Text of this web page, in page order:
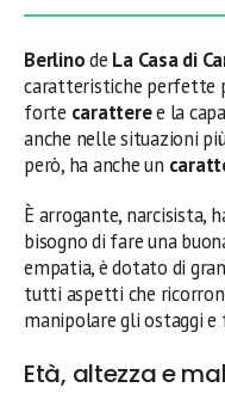
Berlinode La Casa di
caratteristiche perfette
forte caratteree la
anche nelle situazioni
però, ha anche un
È arrogante, narcisista,
bisogno di fare una
empatia, è dotato di
tutti aspetti che
manipolare gli ostaggi
Età, altezza e